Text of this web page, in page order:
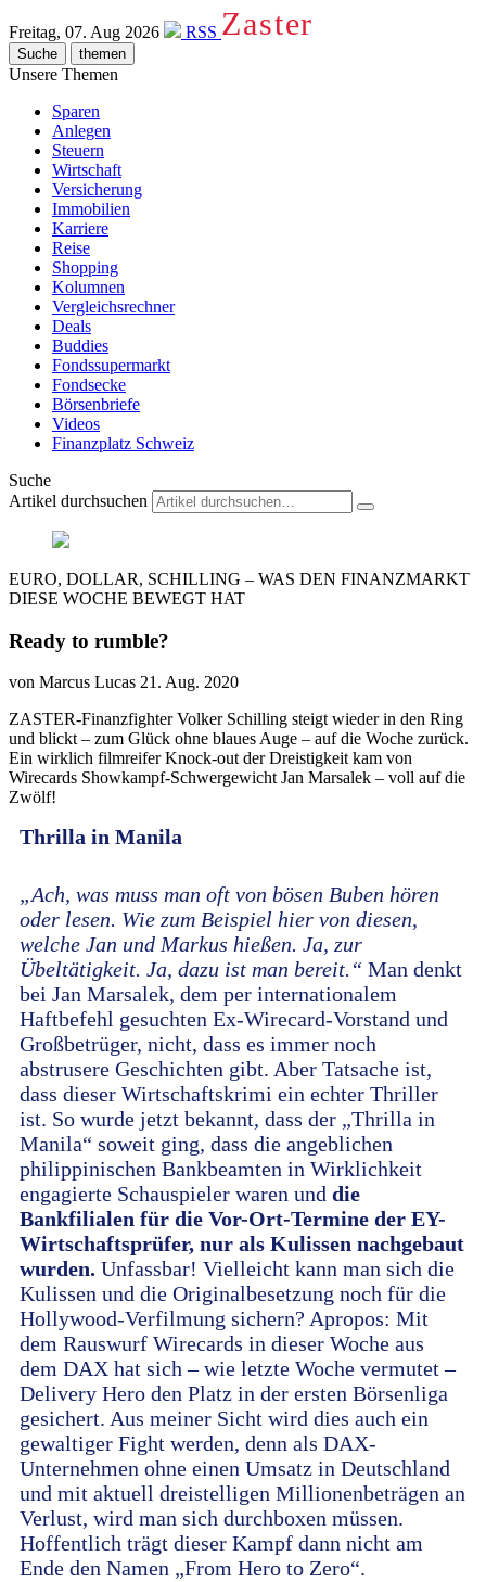
Freitag, 07. Aug 2026 RSS Zaster
Suche themen
Unsere Themen
Sparen
Anlegen
Steuern
Wirtschaft
Versicherung
Immobilien
Karriere
Reise
Shopping
Kolumnen
Vergleichsrechner
Deals
Buddies
Fondssupermarkt
Fondsecke
Börsenbriefe
Videos
Finanzplatz Schweiz
Suche
Artikel durchsuchen
EURO, DOLLAR, SCHILLING – WAS DEN FINANZMARKT
DIESE WOCHE BEWEGT HAT
Ready to rumble?
von Marcus Lucas 21. Aug. 2020
ZASTER-Finanzfighter Volker Schilling steigt wieder in den Ring
und blickt – zum Glück ohne blaues Auge – auf die Woche zurück.
Ein wirklich filmreifer Knock-out der Dreistigkeit kam von
Wirecards Showkampf-Schwergewicht Jan Marsalek – voll auf die
Zwölf!
Thrilla in Manila
„Ach, was muss man oft von bösen Buben hören
oder lesen. Wie zum Beispiel hier von diesen,
welche Jan und Markus hießen. Ja, zur
Übeltätigkeit. Ja, dazu ist man bereit.“ Man denkt
bei Jan Marsalek, dem per internationalem
Haftbefehl gesuchten Ex-Wirecard-Vorstand und
Großbetrüger, nicht, dass es immer noch
abstrusere Geschichten gibt. Aber Tatsache ist,
dass dieser Wirtschaftskrimi ein echter Thriller
ist. So wurde jetzt bekannt, dass der „Thrilla in
Manila“ soweit ging, dass die angeblichen
philippinischen Bankbeamten in Wirklichkeit
engagierte Schauspieler waren und die
Bankfilialen für die Vor-Ort-Termine der EY-
Wirtschaftsprüfer, nur als Kulissen nachgebaut
wurden. Unfassbar! Vielleicht kann man sich die
Kulissen und die Originalbesetzung noch für die
Hollywood-Verfilmung sichern? Apropos: Mit
dem Rauswurf Wirecards in dieser Woche aus
dem DAX hat sich – wie letzte Woche vermutet –
Delivery Hero den Platz in der ersten Börsenliga
gesichert. Aus meiner Sicht wird dies auch ein
gewaltiger Fight werden, denn als DAX-
Unternehmen ohne einen Umsatz in Deutschland
und mit aktuell dreistelligen Millionenbeträgen an
Verlust, wird man sich durchboxen müssen.
Hoffentlich trägt dieser Kampf dann nicht am
Ende den Namen „From Hero to Zero“.